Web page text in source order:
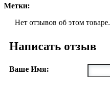
Метки:
Нет отзывов об этом товаре.
Написать отзыв
Ваше Имя: